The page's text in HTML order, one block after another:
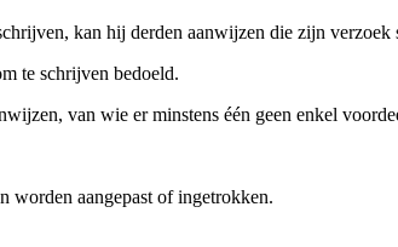
kan hij derden aanwijzen die zijn
te schrijven bedoeld.
van wie er minstens één geen enkel
worden aangepast of ingetrokken.